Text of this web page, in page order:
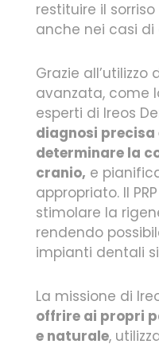
restituire il
anche nei casi
Grazie
avanzata, come
esperti di Ireos
diagnosi precisa
determinare la
cranio, e
appropriato. Il
stimolare la
rendendo
impianti dentali
La missione di
offrire ai propri
e naturale,